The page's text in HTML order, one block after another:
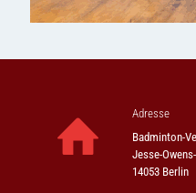
Adresse
Badminton-
Jesse-
14053 Berlin